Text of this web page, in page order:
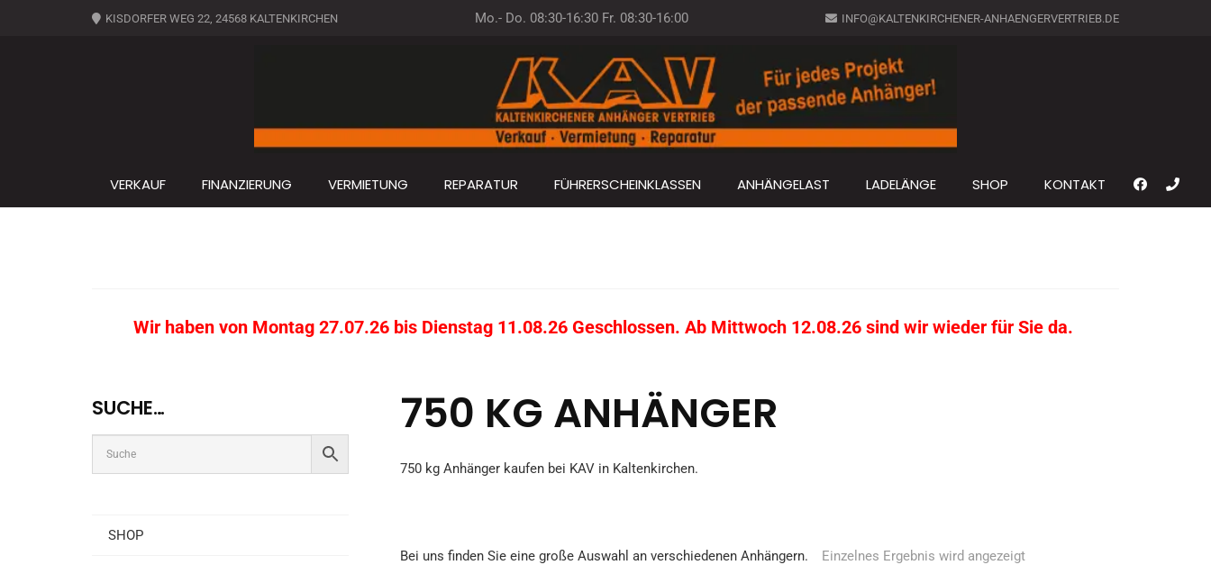
KISDORFER WEG 22, 24568 KALTENKIRCHEN Mo.- Do. 08:30-16:30 Fr. 08:30-16:00 INFO@KALTENKIRCHENER-ANHAENGERVERTRIEB.DE
VERKAUF FINANZIERUNG VERMIETUNG REPARATUR FÜHRERSCHEINKLASSEN ANHÄNGELAST LADELÄNGE SHOP KONTAKT
Wir haben von Montag 27.07.26 bis Dienstag 11.08.26 Geschlossen. Ab Mittwoch 12.08.26 sind wir wieder für Sie da.
750 KG ANHÄNGER
750 kg Anhänger kaufen bei KAV in Kaltenkirchen.
Bei uns finden Sie eine große Auswahl an verschiedenen Anhängern. Einzelnes Ergebnis wird angezeigt
SUCHE…
SHOP